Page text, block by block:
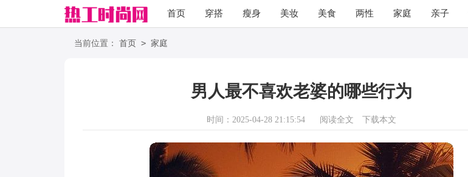
首页 穿搭 瘦身 美妆 美食 两性 家庭 亲子
当前位置： 首页 > 家庭
男人最不喜欢老婆的哪些行为
时间：2025-04-28 21:15:54 阅读全文 下载本文